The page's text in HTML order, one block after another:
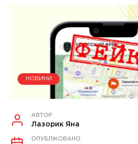
НОВИНИ
АВТОР
Лазорик Яна
ОПУБЛІКОВАНО